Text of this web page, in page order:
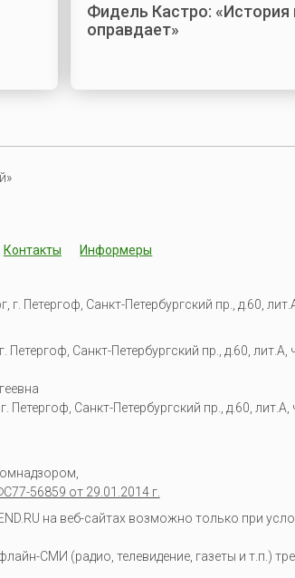
Фидель Кастро: «История
оправдает»
Контакты Информеры
г. Петергоф, Санкт-Петербургский пр., д.60,
Петергоф, Санкт-Петербургский пр., д.60,
Петергоф Санкт-Петербургский пр., д.60,
56859 от 29.01.2014 г.
на веб-сайтах возможно только при
СМИ (радио, телевидение, газеты и т.п.)